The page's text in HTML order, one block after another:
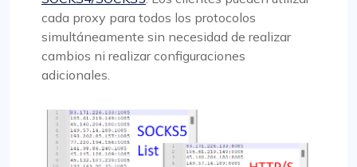
cada proxy para todos los protocolos
simultáneamente sin necesidad de realizar
cambios ni realizar configuraciones
adicionales.